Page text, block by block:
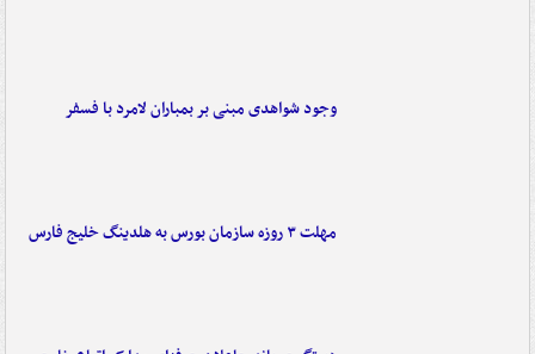
وجود شواهدی مبنی بر بمباران لامرد با فسفر
مهلت ۳ روزه سازمان بورس به هلدینگ خلیج فارس